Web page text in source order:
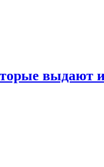
выдают